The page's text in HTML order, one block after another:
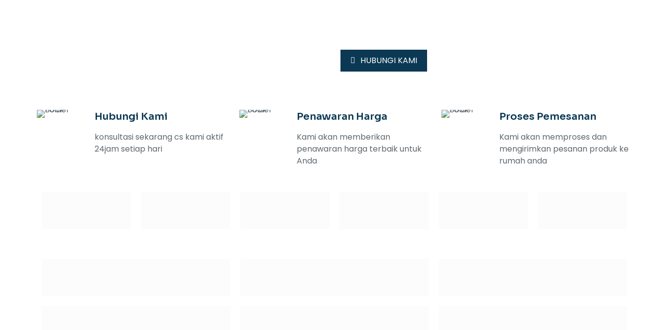
HUBUNGI KAMI
Hubungi Kami
konsultasi sekarang cs kami aktif
24jam setiap hari
Penawaran Harga
Kami akan memberikan
penawaran harga terbaik untuk
Anda
Proses Pemesanan
Kami akan memproses dan
mengirimkan pesanan produk ke
rumah anda